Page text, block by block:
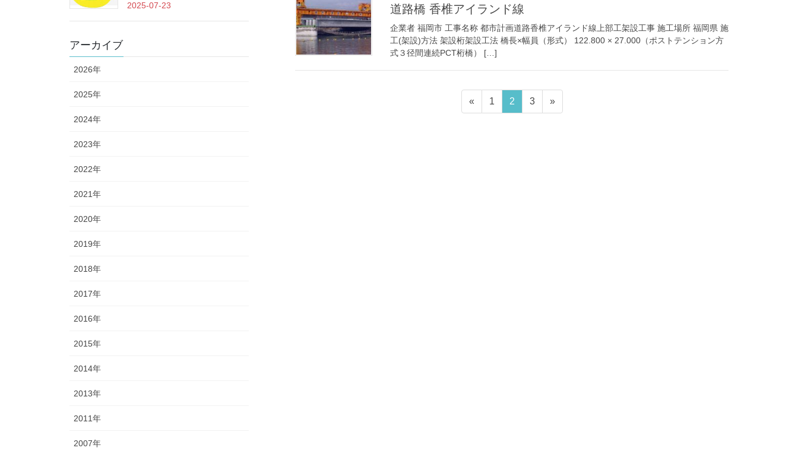
道路橋 香椎アイランド線
企業者 福岡市 工事名称 都市計画道路香椎アイランド線上部工架設工事 施工場所 福岡県 施
工(架設)方法 架設桁架設工法 橋長×幅員（形式） 122.800 × 27.000（ポストテンション方
式３径間連続PCT桁橋） […]
«
ペ
ー
1
ペ
ー
2
ペ
ー
3 »
2025-07-23
アーカイブ
2026年
2025年
2024年
2023年
2022年
2021年
2020年
2019年
2018年
2017年
2016年
2015年
2014年
2013年
2011年
2007年